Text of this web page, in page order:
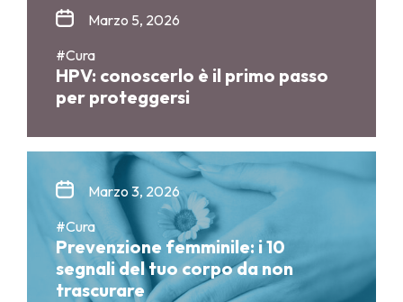
Marzo 5, 2026
#Cura
HPV: conoscerlo è il primo passo
per proteggersi
Marzo 3, 2026
#Cura
Prevenzione femminile: i 10
segnali del tuo corpo da non
trascurare